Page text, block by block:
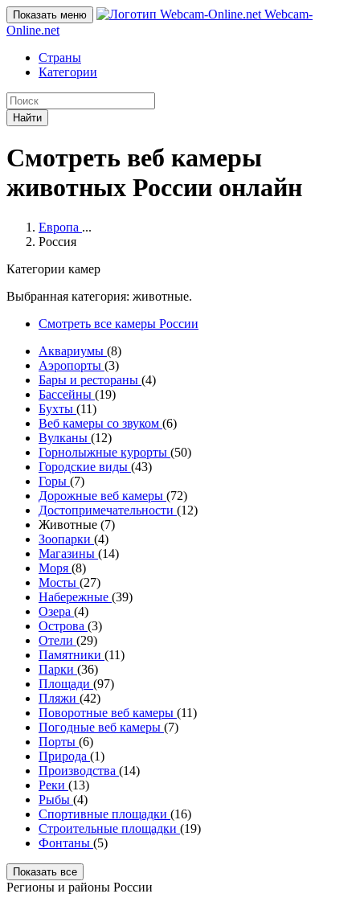
Показать меню
Webcam-
Online.net
Страны
Категории
Найти
Смотреть веб камеры
животных России онлайн
Европа ...
Россия
Категории камер
Выбранная категория: животные.
Смотреть все камеры России
Аквариумы (8)
Аэропорты (3)
Бары и рестораны (4)
Бассейны (19)
Бухты (11)
Веб камеры со звуком (6)
Вулканы (12)
Горнолыжные курорты (50)
Городские виды (43)
Горы (7)
Дорожные веб камеры (72)
Достопримечательности (12)
Животные (7)
Зоопарки (4)
Магазины (14)
Моря (8)
Мосты (27)
Набережные (39)
Озера (4)
Острова (3)
Отели (29)
Памятники (11)
Парки (36)
Площади (97)
Пляжи (42)
Поворотные веб камеры (11)
Погодные веб камеры (7)
Порты (6)
Природа (1)
Производства (14)
Реки (13)
Рыбы (4)
Спортивные площадки (16)
Строительные площадки (19)
Фонтаны (5)
Показать все
Регионы и районы России